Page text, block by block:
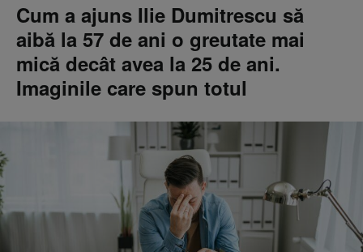
Cum a ajuns Ilie Dumitrescu să
aibă la 57 de ani o greutate mai
mică decât avea la 25 de ani.
Imaginile care spun totul